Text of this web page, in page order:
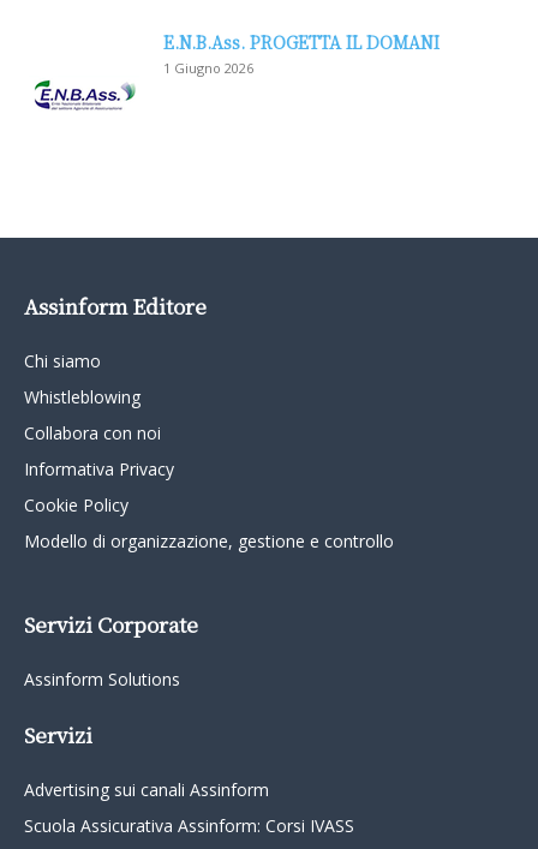
E.N.B.Ass. PROGETTA IL DOMANI
1 Giugno 2026
Assinform Editore
Chi siamo
Whistleblowing
Collabora con noi
Informativa Privacy
Cookie Policy
Modello di organizzazione, gestione e controllo
Servizi Corporate
Assinform Solutions
Servizi
Advertising sui canali Assinform
Scuola Assicurativa Assinform: Corsi IVASS